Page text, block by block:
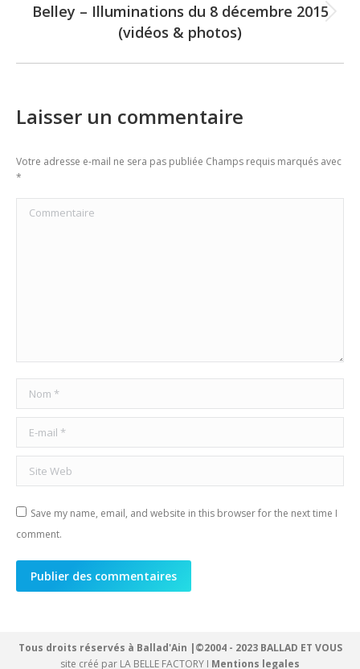
Next
post:
Belley – Illuminations du 8 décembre 2015
(vidéos & photos)
Laisser un commentaire
Votre adresse e-mail ne sera pas publiée Champs requis marqués avec
*
Commentaire
Nom *
E-mail *
Site Web
Save my name, email, and website in this browser for the next time I
comment.
Publier des commentaires
Tous droits réservés à Ballad'Ain |©2004 - 2023 BALLAD ET VOUS
site créé par LA BELLE FACTORY I Mentions legales